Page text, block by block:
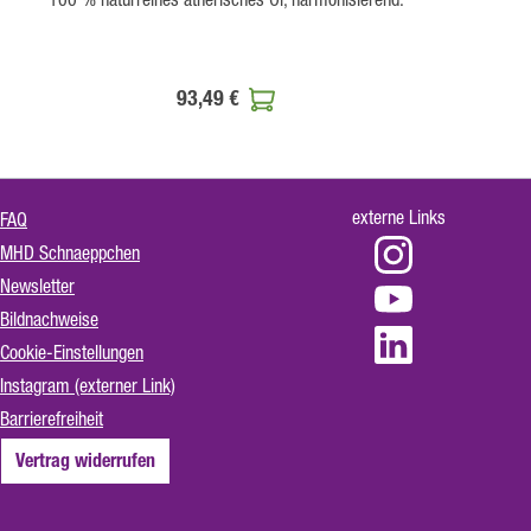
93,49 €
FAQ
MHD Schnaeppchen
Newsletter
Bildnachweise
Cookie-Einstellungen
Instagram (externer Link)
Barrierefreiheit
Vertrag widerrufen
externe Links